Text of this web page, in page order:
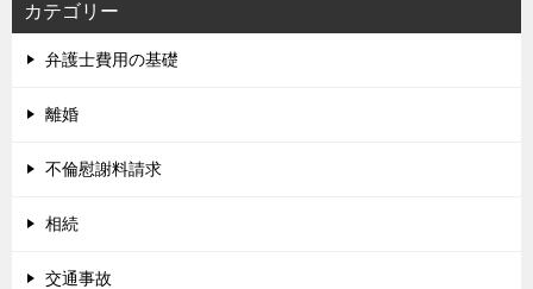
カテゴリー
弁護士費用の基礎
離婚
不倫慰謝料請求
相続
交通事故